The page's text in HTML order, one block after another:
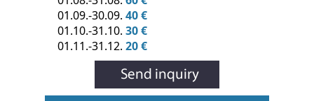
01.09.-30.09. 40 €
01.10.-31.10. 30 €
01.11.-31.12. 20 €